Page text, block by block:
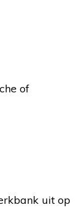
of
uit op